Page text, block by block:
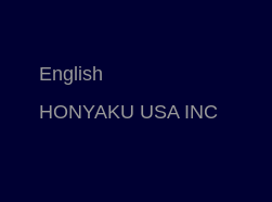
English
HONYAKU USA INC